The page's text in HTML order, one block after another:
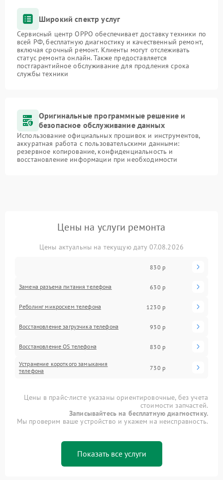
Широкий спектр услуг
Сервисный центр OPPO обеспечивает доставку техники по
всей РФ, бесплатную диагностику и качественный ремонт,
включая срочный ремонт. Клиенты могут отслеживать
статус ремонта онлайн. Также предоставляется
постгарантийное обслуживание для продления срока
службы техники
Оригинальные программные решение и
безопасное обслуживание данных
Использование официальных прошивок и инструментов,
аккуратная работа с пользовательскими данными:
резервное копирование, конфиденциальность и
восстановление информации при необходимости
Цены на услуги ремонта
Цены актуальны на текущую дату 07.08.2026
830 р
Замена разъема питания телефона 630 р
Реболинг микросхем телефона 1230 р
Восстановление загрузчика телефона 930 р
Восстановление OS телефона 830 р
Устранение короткого замыкания
телефона
730 р
Цены в прайс-листе указаны ориентировочные, без учета
стоимости запчастей.
Записывайтесь на бесплатную диагностику.
Мы проверим ваше устройство и укажем на неисправность.
Показать все услуги